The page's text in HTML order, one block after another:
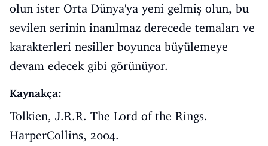
olun ister Orta Dünya'ya yeni gelmiş olun, bu
sevilen serinin inanılmaz derecede temaları ve
karakterleri nesiller boyunca büyülemeye
devam edecek gibi görünüyor.
Kaynakça:
Tolkien, J.R.R. The Lord of the Rings.
HarperCollins, 2004.